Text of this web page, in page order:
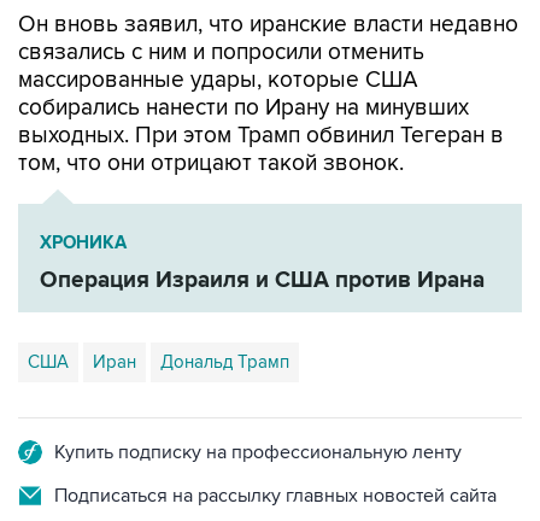
Он вновь заявил, что иранские власти недавно
связались с ним и попросили отменить
массированные удары, которые США
собирались нанести по Ирану на минувших
выходных. При этом Трамп обвинил Тегеран в
том, что они отрицают такой звонок.
ХРОНИКА
Операция Израиля и США против Ирана
США Иран Дональд Трамп
Купить подписку на профессиональную ленту
Подписаться на рассылку главных новостей сайта